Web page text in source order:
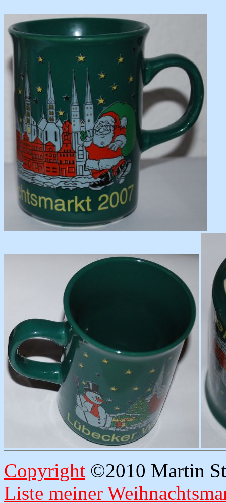
Copyright ©2010 Martin
Liste meiner